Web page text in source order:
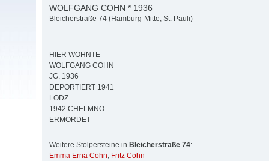
WOLFGANG COHN * 1936
Bleicherstraße 74 (Hamburg-Mitte, St. Pauli)
HIER WOHNTE
WOLFGANG COHN
JG. 1936
DEPORTIERT 1941
LODZ
1942 CHELMNO
ERMORDET
Weitere Stolpersteine in Bleicherstraße 74:
Emma Erna Cohn, Fritz Cohn